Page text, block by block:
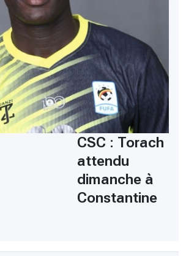
CSC : Torach
attendu
dimanche à
Constantine